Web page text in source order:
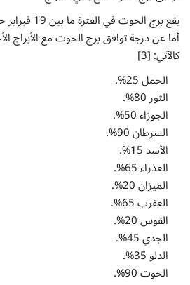
أما عن درجة توافق برج الحوت مع الأبراج
كالآتي: [3]
الحمل 25%.
الثور 80%.
الجوزاء 50%.
السرطان 90%.
الأسد 15%.
العذراء 65%.
الميزان 20%.
العقرب 65%.
القوس 20%.
الجدي 45%.
الدلو 35%.
الحوت 90%.